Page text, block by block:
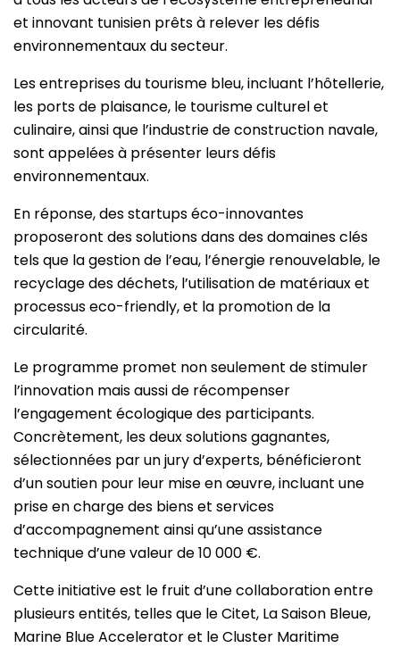
et innovant tunisien prêts à relever les défis
environnementaux du secteur.
Les entreprises du tourisme bleu, incluant l’hôtellerie,
les ports de plaisance, le tourisme culturel et
culinaire, ainsi que l’industrie de construction navale,
sont appelées à présenter leurs défis
environnementaux.
En réponse, des startups éco-innovantes
proposeront des solutions dans des domaines clés
tels que la gestion de l’eau, l’énergie renouvelable, le
recyclage des déchets, l’utilisation de matériaux et
processus eco-friendly, et la promotion de la
circularité.
Le programme promet non seulement de stimuler
l’innovation mais aussi de récompenser
l’engagement écologique des participants.
Concrètement, les deux solutions gagnantes,
sélectionnées par un jury d’experts, bénéficieront
d’un soutien pour leur mise en œuvre, incluant une
prise en charge des biens et services
d’accompagnement ainsi qu’une assistance
technique d’une valeur de 10 000 €.
Cette initiative est le fruit d’une collaboration entre
plusieurs entités, telles que le Citet, La Saison Bleue,
Marine Blue Accelerator et le Cluster Maritime